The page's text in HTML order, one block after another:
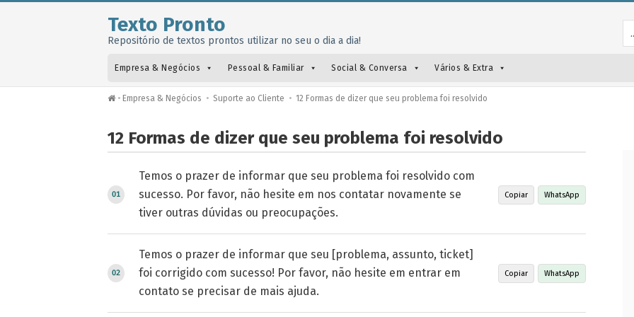
Texto Pronto
Repositório de textos prontos utilizar no seu o dia a dia!
Empresa & Negócios Pessoal & Familiar Social & Conversa Vários & Extra
• Empresa & Negócios • Suporte ao Cliente • 12 Formas de dizer que seu problema foi resolvido
12 Formas de dizer que seu problema foi resolvido
Temos o prazer de informar que seu problema foi resolvido com
sucesso. Por favor, não hesite em nos contatar novamente se
tiver outras dúvidas ou preocupações.
Copiar WhatsApp
Temos o prazer de informar que seu [problema, assunto, ticket]
foi corrigido com sucesso! Por favor, não hesite em entrar em
contato se precisar de mais ajuda.
Copiar WhatsApp